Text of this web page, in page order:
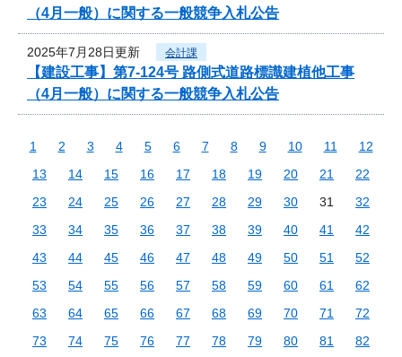
（4月一般）に関する一般競争入札公告
2025年7月28日更新 会計課
【建設工事】第7-124号 路側式道路標識建植他工事
（4月一般）に関する一般競争入札公告
1 2 3 4 5 6 7 8 9 10 11
12
13
14 15 16 17 18 19 20 21
22
23
24 25 26 27 28 29 30 31
32
33
34 35 36 37 38 39 40 41
42
43
44 45 46 47 48 49 50 51
52
53
54 55 56 57 58 59 60 61
62
63
64 65 66 67 68 69 70 71
72
73
74 75 76 77 78 79 80 81
82